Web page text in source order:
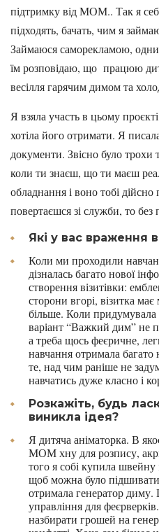
підтримку від МОМ.. Так я
підходять, бачать, чим я
Займаюся саморекламою,
їм розповідаю, що працюю
весілля гарячим димом та
Я взяла участь в цьому
хотіла його отримати. Я
документи. Звісно було трохи
коли ти знаєш, що ти маєш
обладнання і воно тобі
повертаєшся зі служби, то
Які у вас враження
Коли ми проходили
дізналась багато нової
створення візитівки:
сторони вгорі, візитка
більше. Коли придумувала
варіант “Важкий дим” не
а треба щось феєричне,
навчання отримала багато
те, над чим раніше не
навчатись дуже класно і
Розкажіть, будь
виникла ідея?
Я дитяча аніматорка. В
МОМ хну для розпису,
того я собі купила
щоб можна було
отримала генератор диму.
управління для
назбирати грошей на